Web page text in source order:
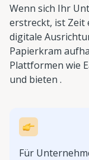
Wenn sich Ihr
erstreckt, ist Zeit
digitale
Papierkram
Plattformen wie
und bieten .
Für